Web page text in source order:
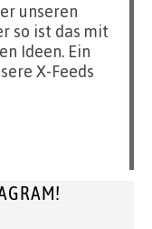
unseren
so ist das mit
Ideen. Ein
X-Feeds